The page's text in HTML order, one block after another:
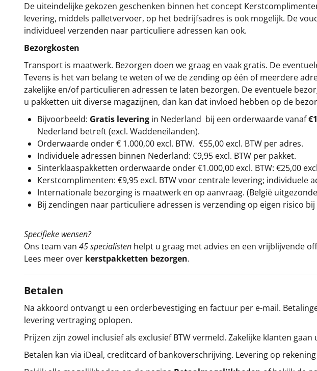
De uiteindelijke gekozen geschenken binnen het concept
levering, middels palletvervoer, op het bedrijfsadres is ook mogelijk. De
individueel verzenden naar particuliere adressen kan ook.
Bezorgkosten
Transport is maatwerk. Bezorgen doen we graag en vaak gratis. De
Tevens is het van belang te weten of we de zending op één of meerdere
zakelijke en/of particulieren adressen te laten bezorgen. De eventuele
u pakketten uit diverse magazijnen, dan kan dat invloed hebben op de
Bijvoorbeeld: Gratis levering in Nederland bij een orderwaarde vanaf
Nederland betreft (excl. Waddeneilanden).
Orderwaarde onder € 1.000,00 excl. BTW. €55,00 excl. BTW per adres.
Individuele adressen binnen Nederland: €9,95 excl. BTW per pakket.
Sinterklaaspakketten orderwaarde onder €1.000,00 excl. BTW: €25,00
Kerstcomplimenten: €9,95 excl. BTW voor centrale levering; individuele
Internationale bezorging is maatwerk en op aanvraag. (België
Bij zendingen naar particuliere adressen is verzending op eigen risico
Specifieke wensen?
Ons team van 45 specialisten helpt u graag met advies en een vrijblijvende
Lees meer over kerstpakketten bezorgen.
Betalen
Na akkoord ontvangt u een orderbevestiging en factuur per e-mail.
levering vertraging oplopen.
Prijzen zijn zowel inclusief als exclusief BTW vermeld. Zakelijke klanten gaan
Betalen kan via iDeal, creditcard of bankoverschrijving. Levering op